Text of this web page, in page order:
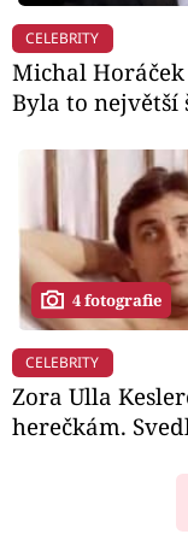
CELEBRITY
Michal
Byla to největší
4 fotografie
CELEBRITY
Zora Ulla
herečkám.